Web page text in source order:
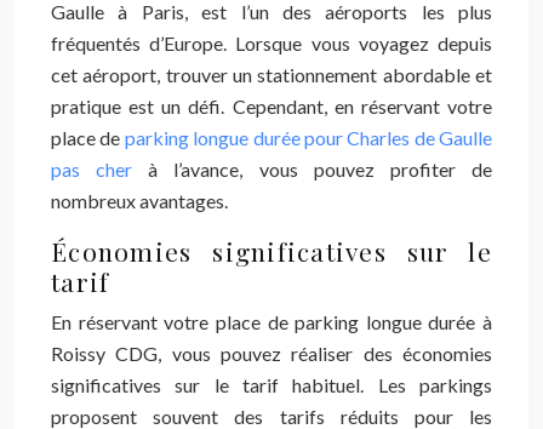
Gaulle à Paris, est l’un des aéroports les plus
fréquentés d’Europe. Lorsque vous voyagez depuis
cet aéroport, trouver un stationnement abordable et
pratique est un défi. Cependant, en réservant votre
place de parking longue durée pour Charles de Gaulle
pas cher à l’avance, vous pouvez profiter de
nombreux avantages.
Économies significatives sur le
tarif
En réservant votre place de parking longue durée à
Roissy CDG, vous pouvez réaliser des économies
significatives sur le tarif habituel. Les parkings
proposent souvent des tarifs réduits pour les